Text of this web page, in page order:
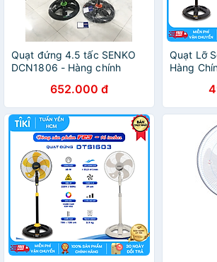
Quạt đứng 4.5 tấc SENKO
DCN1806 - Hàng chính
652.000 đ
Quạt Lỡ
Hàng